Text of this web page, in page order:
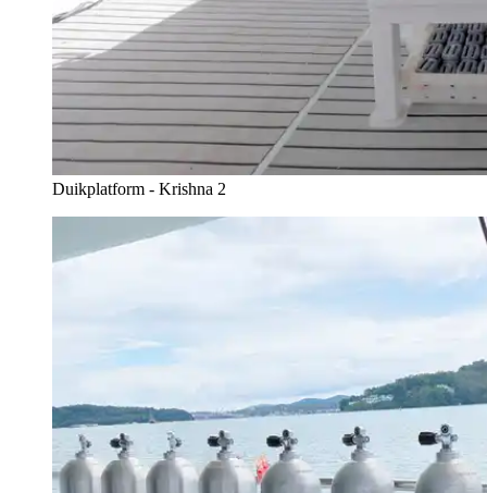
Duikplatform - Krishna 2